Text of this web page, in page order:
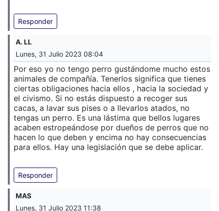
Responder
A. LL
Lunes, 31 Julio 2023 08:04
Por eso yo no tengo perro gustándome mucho estos
animales de compañía. Tenerlos significa que tienes
ciertas obligaciones hacia ellos , hacia la sociedad y
el civismo. Si no estás dispuesto a recoger sus
cacas, a lavar sus pises o a llevarlos atados, no
tengas un perro. Es una lástima que bellos lugares
acaben estropeándose por dueños de perros que no
hacen lo que deben y encima no hay consecuencias
para ellos. Hay una legislación que se debe aplicar.
Responder
MAS
Lunes, 31 Julio 2023 11:38